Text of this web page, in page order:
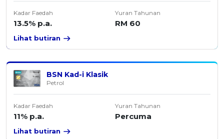
Kadar Faedah
13.5% p.a.
Yuran Tahunan
RM 60
Lihat butiran
BSN Kad-i Klasik
Petrol
Kadar Faedah
11% p.a.
Yuran Tahunan
Percuma
Lihat butiran